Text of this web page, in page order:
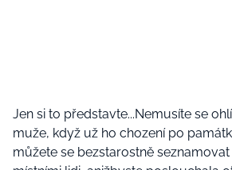
Jen si to představte...Nemusíte se
muže, když už ho chození po
můžete se bezstarostně